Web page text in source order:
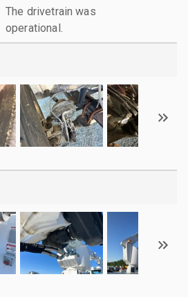
The drivetrain was
operational.